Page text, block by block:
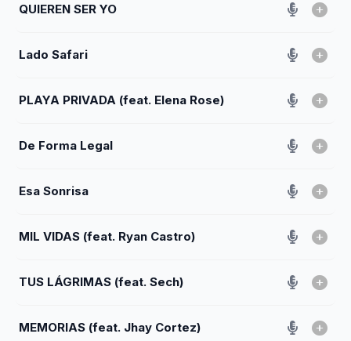
QUIEREN SER YO
Lado Safari
PLAYA PRIVADA (feat. Elena Rose)
De Forma Legal
Esa Sonrisa
MIL VIDAS (feat. Ryan Castro)
TUS LÁGRIMAS (feat. Sech)
MEMORIAS (feat. Jhay Cortez)